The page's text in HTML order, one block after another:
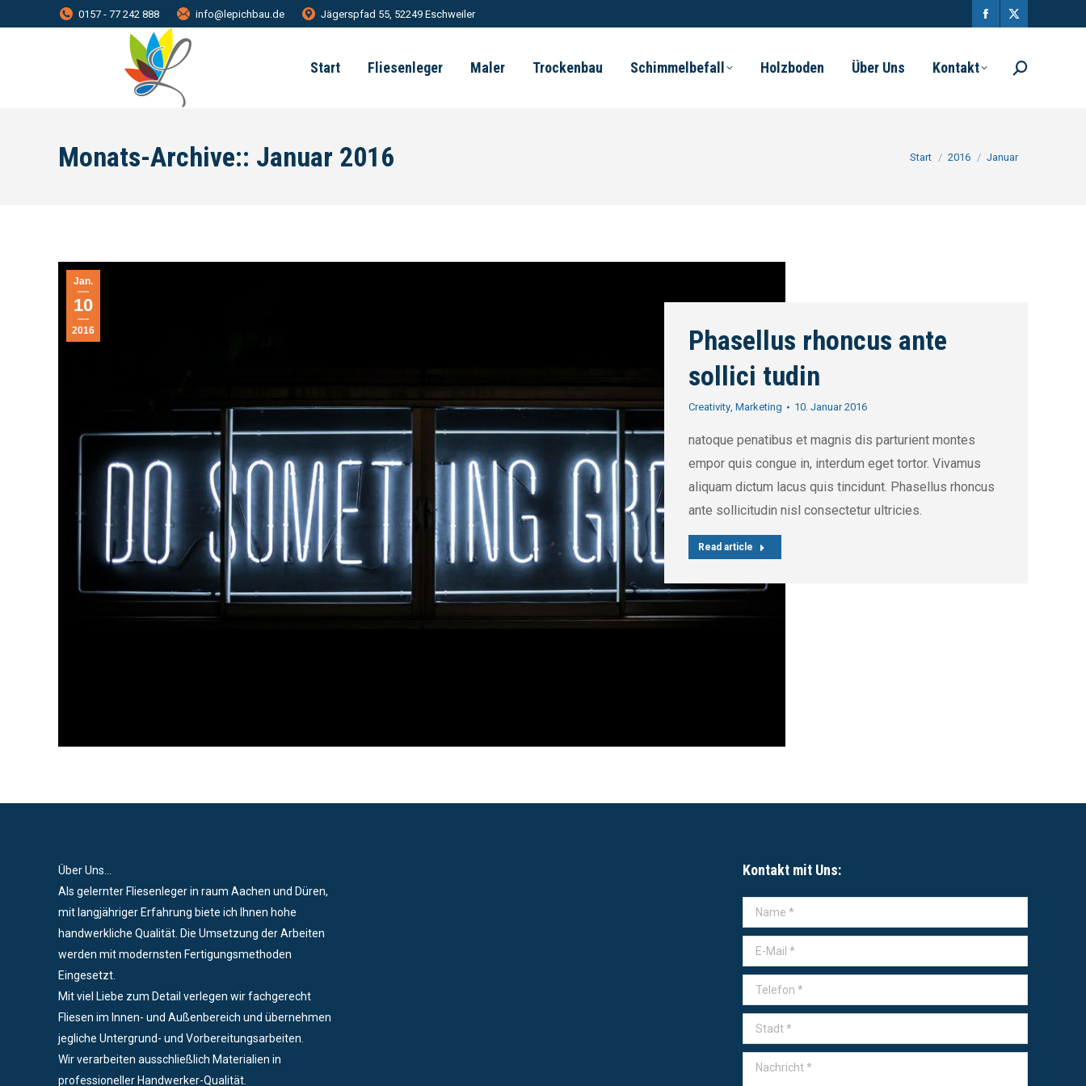
0157 - 77 242 888 info@lepichbau.de Jägerspfad 55, 52249 Eschweiler
Start Fliesenleger Maler Trockenbau Schimmelbefall Holzboden Über Uns Kontakt
Monats-Archive:: Januar 2016 Sie befinden sich hier:
Start 2016 Januar
Jan.
10
2016
Phasellus rhoncus ante
sollici tudin
Creativity, Marketing 10. Januar 2016
natoque penatibus et magnis dis parturient montes
empor quis congue in, interdum eget tortor. Vivamus
aliquam dictum lacus quis tincidunt. Phasellus rhoncus
ante sollicitudin nisl consectetur ultricies.
Read article
Über Uns...
Als gelernter Fliesenleger in raum Aachen und Düren,
mit langjähriger Erfahrung biete ich Ihnen hohe
handwerkliche Qualität. Die Umsetzung der Arbeiten
werden mit modernsten Fertigungsmethoden
Eingesetzt.
Mit viel Liebe zum Detail verlegen wir fachgerecht
Fliesen im Innen- und Außenbereich und übernehmen
jegliche Untergrund- und Vorbereitungsarbeiten.
Wir verarbeiten ausschließlich Materialien in
professioneller Handwerker-Qualität.
Kontakt mit Uns:
Name *
E-Mail *
Telefon *
Stadt *
Nachricht *